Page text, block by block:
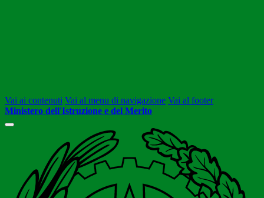
Vai ai contenuti Vai al menu di navigazione Vai al footer
Ministero dell'Istruzione e del Merito